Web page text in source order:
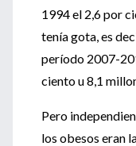
1994 el 2,6 por
tenía gota, es
período 2007-
ciento u 8,1
Pero
los obesos eran